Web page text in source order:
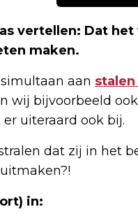
vertellen: Dat
maken.
aan
wij bijvoorbeeld ook
uiteraard ook bij.
dat zij in het
in: